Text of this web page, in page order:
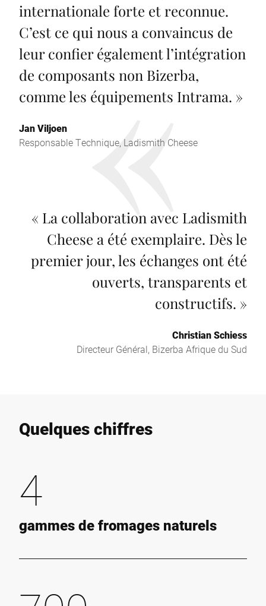
internationale forte et reconnue.
C’est ce qui nous a convaincus de
leur confier également l’intégration
de composants non Bizerba,
comme les équipements Intrama. »
Jan Viljoen
Responsable Technique, Ladismith Cheese
« La collaboration avec Ladismith
Cheese a été exemplaire. Dès le
premier jour, les échanges ont été
ouverts, transparents et
constructifs. »
Christian Schiess
Directeur Général, Bizerba Afrique du Sud
Quelques chiffres
4
gammes de fromages naturels